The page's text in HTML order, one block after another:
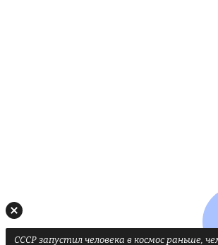
СССР запустил человека в космос раньше,